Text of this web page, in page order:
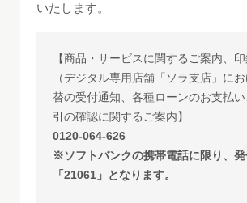
いたします。
【商品・サービスに関するご案内、
（デジタル専用店舗「ソラ支店」に
替の受付通知、各種ローンのお支払
引の確認に関するご案内】
0120-064-626
※ソフトバンクの携帯電話に限り、
「21061」となります。